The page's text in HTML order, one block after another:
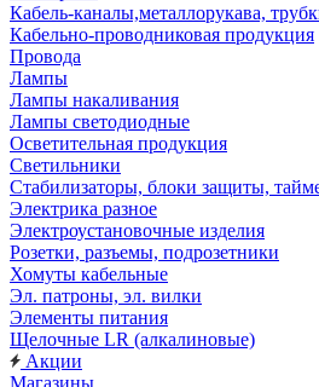
Кабель-каналы,металлорукава,
Кабельно-проводниковая продукция
Провода
Лампы
Лампы накаливания
Лампы светодиодные
Осветительная продукция
Светильники
Стабилизаторы, блоки защиты,
Электрика разное
Электроустановочные изделия
Розетки, разъемы, подрозетники
Хомуты кабельные
Эл. патроны, эл. вилки
Элементы питания
Щелочные LR (алкалиновые)
Акции
Магазины